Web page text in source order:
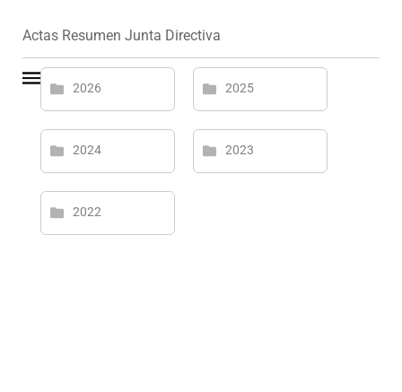
Actas Resumen Junta Directiva
2026 2025
2024 2023
2022